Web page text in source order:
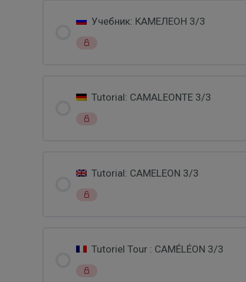
Учебник: КАМЕЛЕОН 3/3
Tutorial: CAMALEONTE 3/3
Tutorial: CAMELEON 3/3
Tutoriel Tour : CAMÉLÉON 3/3